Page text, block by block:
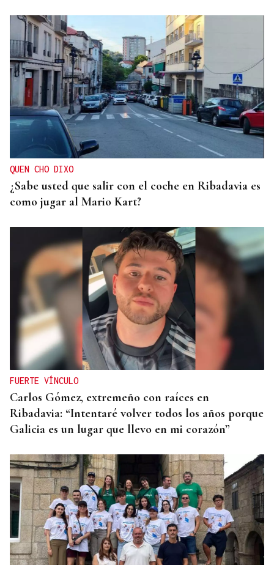
QUEN CHO DIXO
¿Sabe usted que salir con el coche en Ribadavia es
como jugar al Mario Kart?
FUERTE VÍNCULO
Carlos Gómez, extremeño con raíces en
Ribadavia: “Intentaré volver todos los años porque
Galicia es un lugar que llevo en mi corazón”